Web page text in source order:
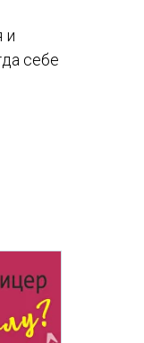
и
себе